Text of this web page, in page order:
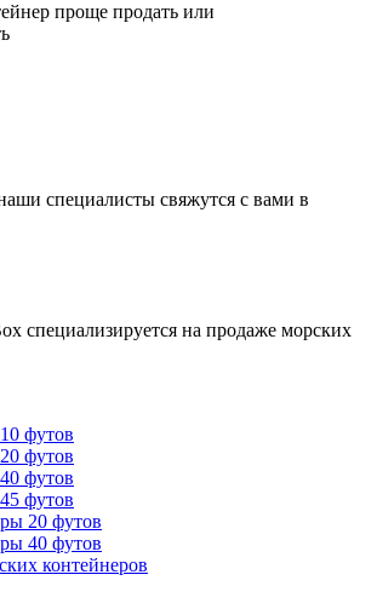
проще продать или
специалисты свяжутся с вами в
специализируется на продаже морских
футов
футов
футов
футов
20 футов
40 футов
контейнеров